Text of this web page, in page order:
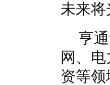
未来
亨
网、
资等